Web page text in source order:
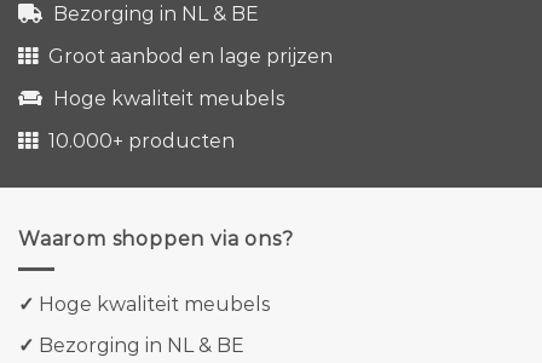
Bezorging in NL & BE
Groot aanbod en lage prijzen
Hoge kwaliteit meubels
10.000+ producten
Waarom shoppen via ons?
✓ Hoge kwaliteit meubels
✓ Bezorging in NL & BE